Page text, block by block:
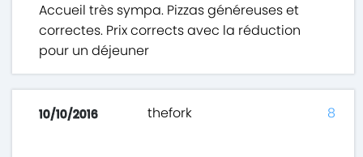
Accueil très sympa. Pizzas généreuses et
correctes. Prix corrects avec la réduction
pour un déjeuner
10/10/2016 thefork 8